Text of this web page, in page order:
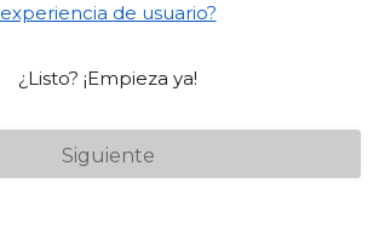
experiencia de usuario?
¿Listo? ¡Empieza ya!
Siguiente